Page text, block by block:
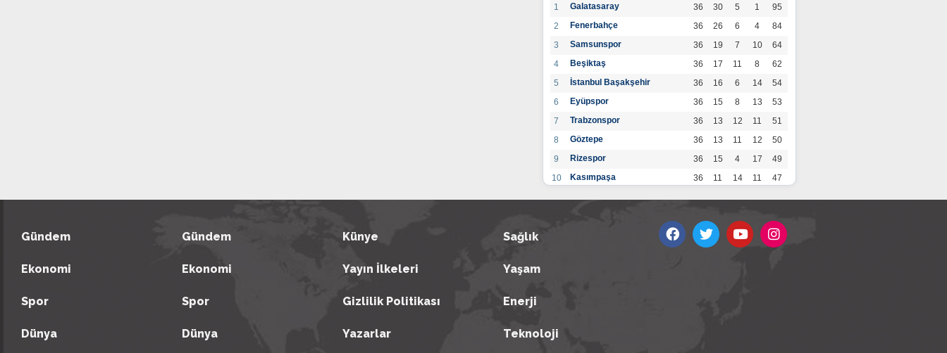
1 Galatasaray 36 30 5 1
95
2
Fenerbahçe 36 26 6 4
84
3
Samsunspor 36 19 7 10
64
4
Beşiktaş 36 17 11 8
62
5
İstanbul Başakşehir 36 16 6 14
54
6
Eyüpspor 36 15 8 13
53
7
Trabzonspor 36 13 12 11
51
8
Göztepe 36 13 11 12
50
9
Rizespor 36 15 4 17
49
10
Kasımpaşa 36 11 14 11
47
36 12 9 15
45
18
Gündem
Ekonomi
Spor
Dünya
Gündem
Ekonomi
Spor
Dünya
Künye
Yayın İlkeleri
Gizlilik Politikası
Yazarlar
Sağlık
Yaşam
Enerji
Teknoloji